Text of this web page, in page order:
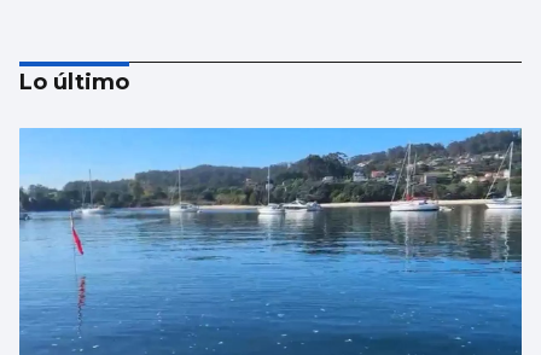
La conselleira do Mar visita el visor
submarino “Atlántida” de Bouzas
Lo último